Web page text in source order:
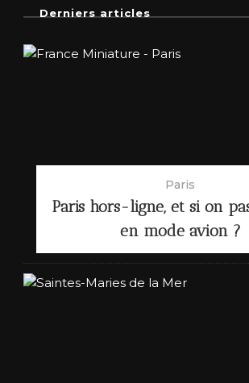
Derniers articles
Paris
Paris hors-ligne, et si on
en mode avion ?